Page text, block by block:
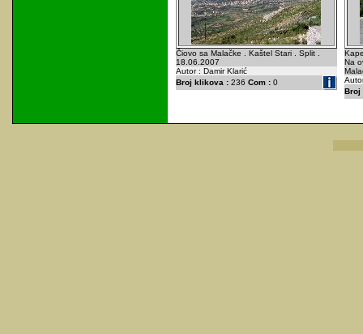
Čiovo sa Malačke . Kaštel Stari . Split .
18.06.2007
Autor : Damir Klarić
Broj klikova :236 Com :0
Na
Broj